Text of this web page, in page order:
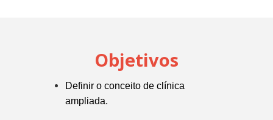
Objetivos
Definir o conceito de clínica
ampliada.